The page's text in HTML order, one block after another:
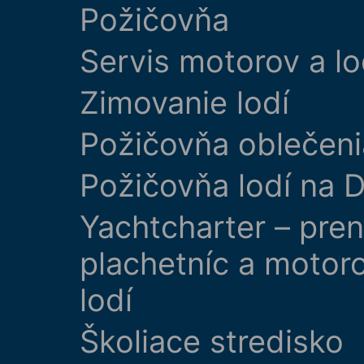
Požičovňa
Servis motorov a
Zimovanie lodí
Požičovňa
Požičovňa lodí na
Yachtcharter –
plachetníc a
lodí
Školiace stredisko